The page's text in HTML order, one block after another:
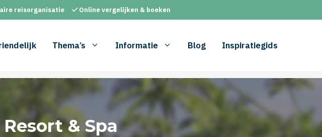
reisorganisatie Online vergelijken & boeken
Thema’s Informatie Blog Inspiratiegids
& Spa